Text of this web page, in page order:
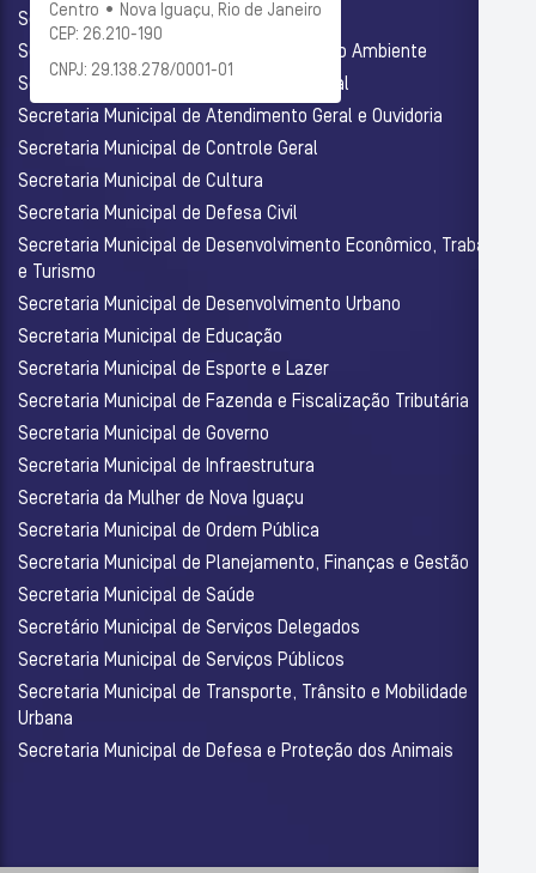
Centro • Nova Iguaçu, Rio de Janeiro
CEP: 26.210-190
CNPJ: 29.138.278/0001-01
Secretaria Municipal de Administração
Secretaria Municipal de Agricultura e Meio Ambiente
Secretaria Municipal de Assistência Social
Secretaria Municipal de Atendimento Geral e Ouvidoria
Secretaria Municipal de Controle Geral
Secretaria Municipal de Cultura
Secretaria Municipal de Defesa Civil
Secretaria Municipal de Desenvolvimento Econômico, Trabalho
e Turismo
Secretaria Municipal de Desenvolvimento Urbano
Secretaria Municipal de Educação
Secretaria Municipal de Esporte e Lazer
Secretaria Municipal de Fazenda e Fiscalização Tributária
Secretaria Municipal de Governo
Secretaria Municipal de Infraestrutura
Secretaria da Mulher de Nova Iguaçu
Secretaria Municipal de Ordem Pública
Secretaria Municipal de Planejamento, Finanças e Gestão
Secretaria Municipal de Saúde
Secretário Municipal de Serviços Delegados
Secretaria Municipal de Serviços Públicos
Secretaria Municipal de Transporte, Trânsito e Mobilidade
Urbana
Secretaria Municipal de Defesa e Proteção dos Animais